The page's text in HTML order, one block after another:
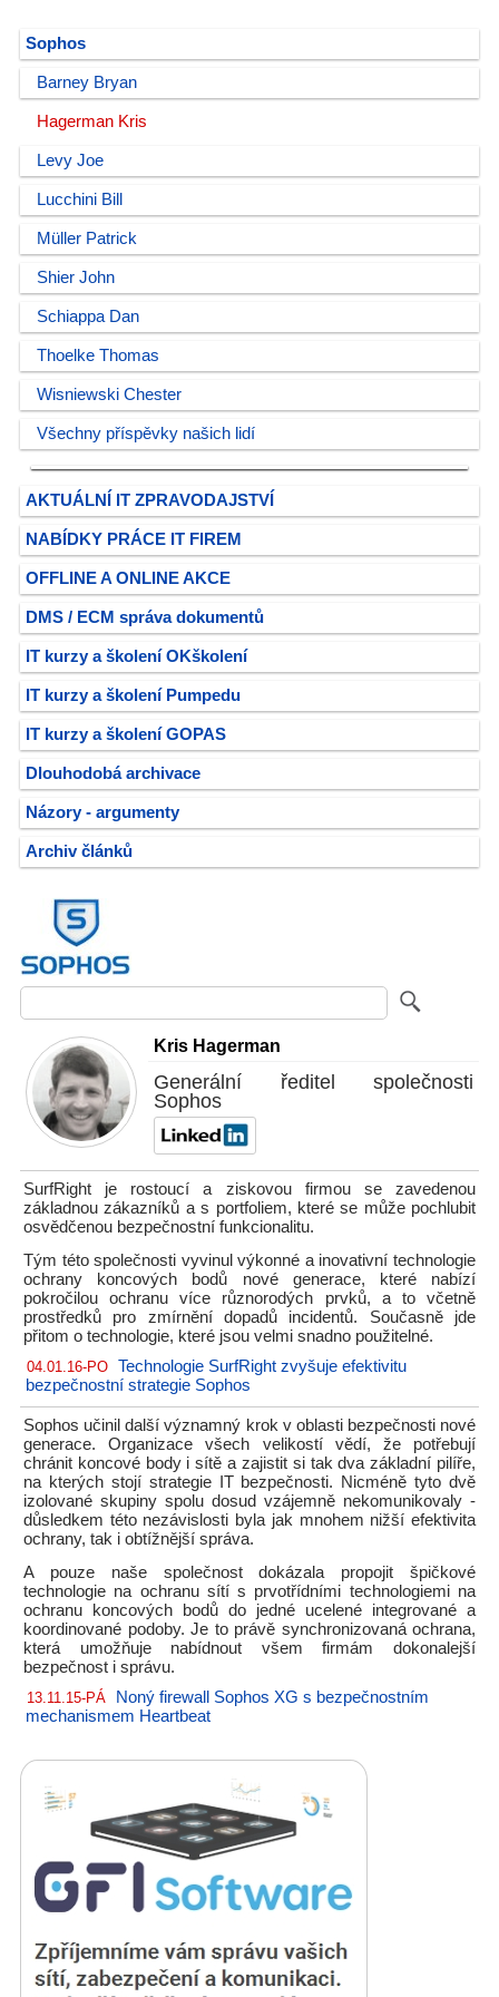
Sophos
Barney Bryan
Hagerman Kris
Levy Joe
Lucchini Bill
Müller Patrick
Shier John
Schiappa Dan
Thoelke Thomas
Wisniewski Chester
Všechny příspěvky našich lidí
AKTUÁLNÍ IT ZPRAVODAJSTVÍ
NABÍDKY PRÁCE IT FIREM
OFFLINE A ONLINE AKCE
DMS / ECM správa dokumentů
IT kurzy a školení OKškolení
IT kurzy a školení Pumpedu
IT kurzy a školení GOPAS
Dlouhodobá archivace
Názory - argumenty
Archiv článků
Kris Hagerman
Generální ředitel společnosti
Sophos
SurfRight je rostoucí a ziskovou firmou se zavedenou
základnou zákazníků a s portfoliem, které se může pochlubit
osvědčenou bezpečnostní funkcionalitu.
Tým této společnosti vyvinul výkonné a inovativní technologie
ochrany koncových bodů nové generace, které nabízí
pokročilou ochranu více různorodých prvků, a to včetně
prostředků pro zmírnění dopadů incidentů. Současně jde
přitom o technologie, které jsou velmi snadno použitelné.
04.01.16-PO Technologie SurfRight zvyšuje efektivitu
bezpečnostní strategie Sophos
Sophos učinil další významný krok v oblasti bezpečnosti nové
generace. Organizace všech velikostí vědí, že potřebují
chránit koncové body i sítě a zajistit si tak dva základní pilíře,
na kterých stojí strategie IT bezpečnosti. Nicméně tyto dvě
izolované skupiny spolu dosud vzájemně nekomunikovaly -
důsledkem této nezávislosti byla jak mnohem nižší efektivita
ochrany, tak i obtížnější správa.
A pouze naše společnost dokázala propojit špičkové
technologie na ochranu sítí s prvotřídními technologiemi na
ochranu koncových bodů do jedné ucelené integrované a
koordinované podoby. Je to právě synchronizovaná ochrana,
která umožňuje nabídnout všem firmám dokonalejší
bezpečnost i správu.
13.11.15-PÁ
Noný firewall Sophos XG s bezpečnostním
mechanismem Heartbeat